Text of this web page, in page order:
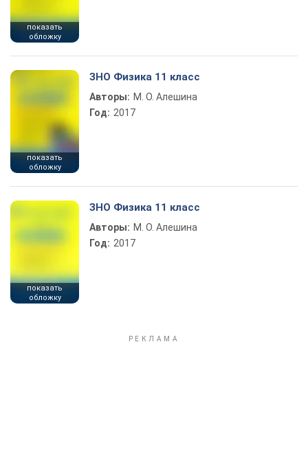
показать
обложку
показать
обложку
ЗНО Физика 11 класс
Авторы: М. О. Алешина
Год: 2017
показать
обложку
ЗНО Физика 11 класс
Авторы: М. О. Алешина
Год: 2017